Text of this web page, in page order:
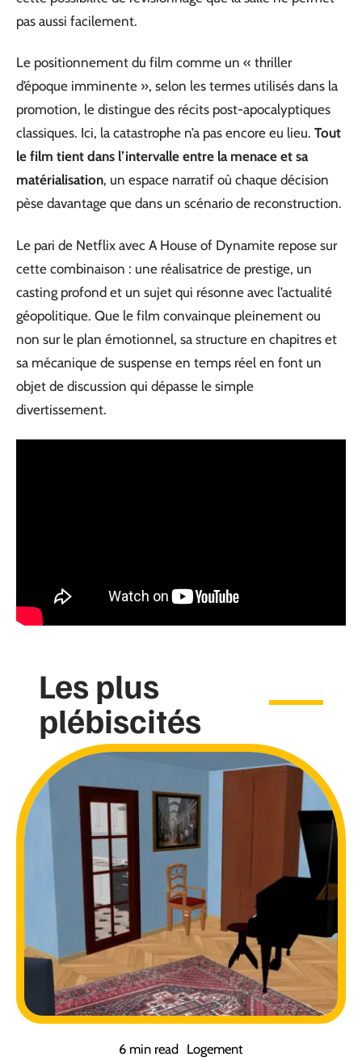
pas aussi facilement.
Le positionnement du film comme un « thriller
d’époque imminente », selon les termes utilisés dans la
promotion, le distingue des récits post-apocalyptiques
classiques. Ici, la catastrophe n’a pas encore eu lieu. Tout
le film tient dans l’intervalle entre la menace et sa
matérialisation, un espace narratif où chaque décision
pèse davantage que dans un scénario de reconstruction.
Le pari de Netflix avec A House of Dynamite repose sur
cette combinaison : une réalisatrice de prestige, un
casting profond et un sujet qui résonne avec l’actualité
géopolitique. Que le film convainque pleinement ou
non sur le plan émotionnel, sa structure en chapitres et
sa mécanique de suspense en temps réel en font un
objet de discussion qui dépasse le simple
divertissement.
Les plus
plébiscités
6 min read Logement